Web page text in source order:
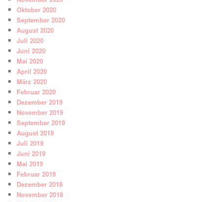
Oktober 2020
September 2020
August 2020
Juli 2020
Juni 2020
Mai 2020
April 2020
März 2020
Februar 2020
Dezember 2019
November 2019
September 2019
August 2019
Juli 2019
Juni 2019
Mai 2019
Februar 2019
Dezember 2018
November 2018